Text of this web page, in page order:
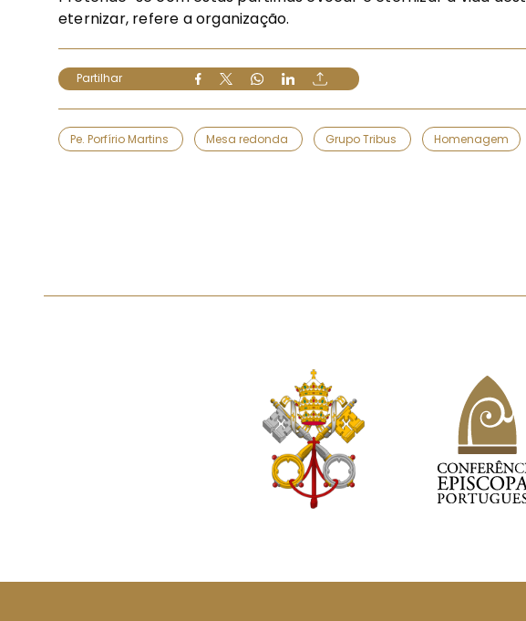
eternizar, refere a organização.
Partilhar
Pe. Porfírio Martins Mesa redonda Grupo Tribus Homenagem